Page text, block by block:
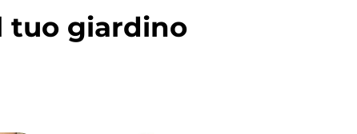
tuo giardino